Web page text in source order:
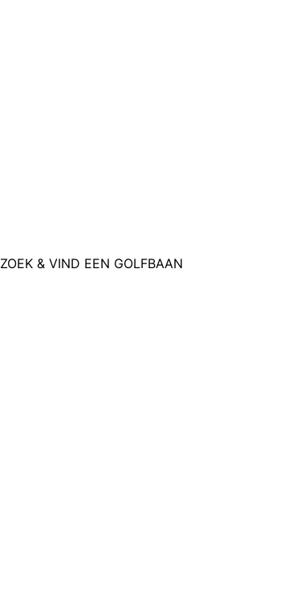
ZOEK & VIND EEN GOLFBAAN